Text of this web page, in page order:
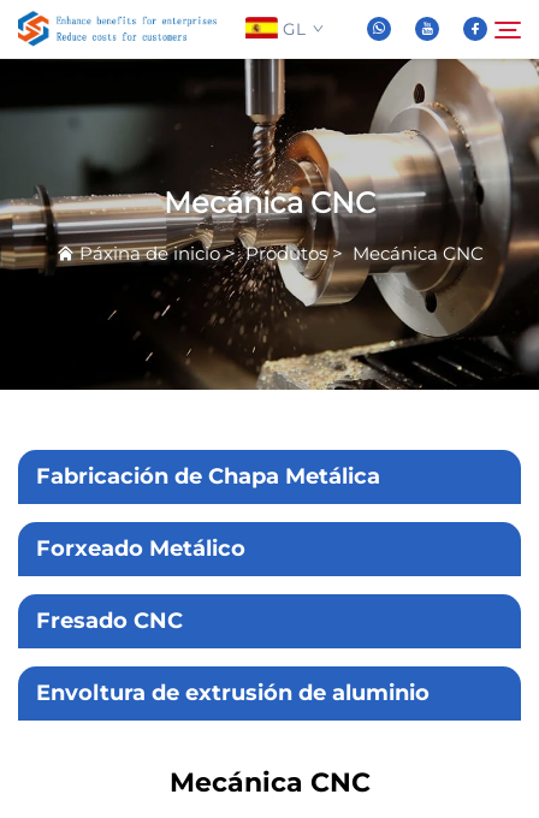
GL
Produtos
Preguntas Frequentes
Contáctenos
Buscar
Mecánica CNC
Páxina de inicio>Produtos>Mecánica CNC
Fabricación de Chapa Metálica
Forxeado Metálico
Fresado CNC
Envoltura de extrusión de aluminio
Mecánica CNC